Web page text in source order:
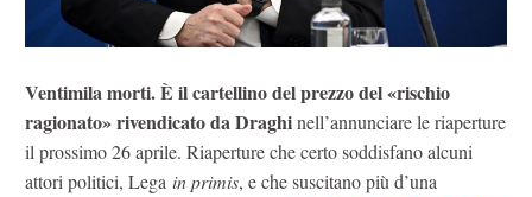
Ventimila morti. È il cartellino del prezzo del «rischio
ragionato» rivendicato da Draghinell’annunciare le riaperture
il prossimo 26 aprile. Riaperture che certo soddisfano alcuni
attori politici, Lega in primis, e che suscitano più d’una